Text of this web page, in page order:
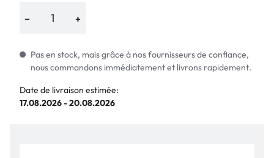
− +
Pas en stock, mais grâce à nos fournisseurs de confiance,
nous commandons immédiatement et livrons rapidement.
Date de livraison estimée:
17.08.2026 - 20.08.2026